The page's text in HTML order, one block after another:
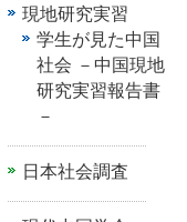
現地研究実習
学生が見た中国
社会 －中国現地
研究実習報告書
－
日本社会調査